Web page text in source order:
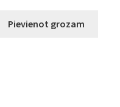
Pievienot grozam